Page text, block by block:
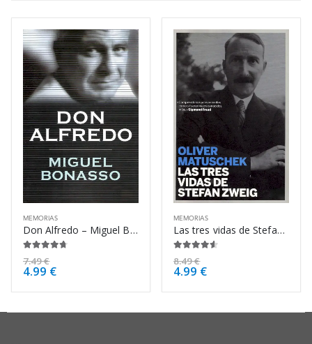
MEMORIAS
Don Alfredo – Miguel Bonasso
7.49€
4.99 €
MEMORIAS
Las tres vidas de Stefan Zweig – Oliver Matuschek
8.49€
4.99 €